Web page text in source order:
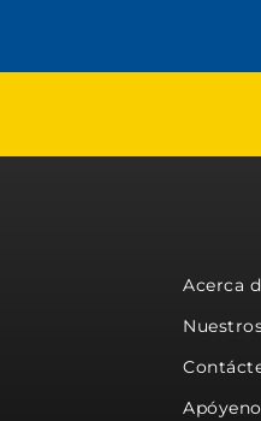
Acerca